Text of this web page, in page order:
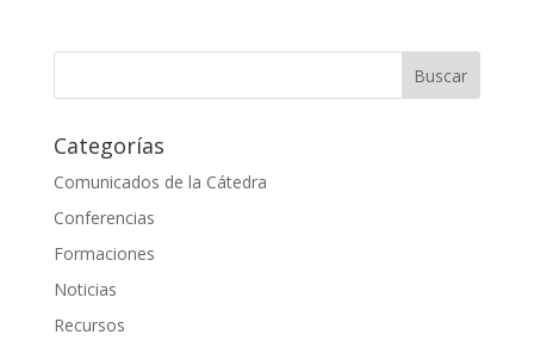
Categorías
Comunicados de la Cátedra
Conferencias
Formaciones
Noticias
Recursos